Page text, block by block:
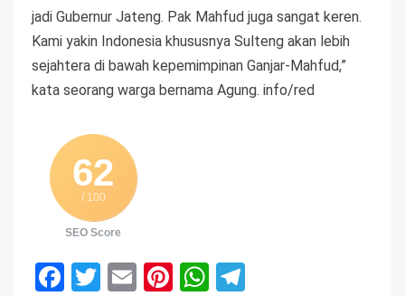
jadi Gubernur Jateng. Pak Mahfud juga sangat keren.
Kami yakin Indonesia khususnya Sulteng akan lebih
sejahtera di bawah kepemimpinan Ganjar-Mahfud,”
kata seorang warga bernama Agung. info/red
62
/ 100
SEO Score
Facebook
Twitter
EmailPinterest
WhatsApp